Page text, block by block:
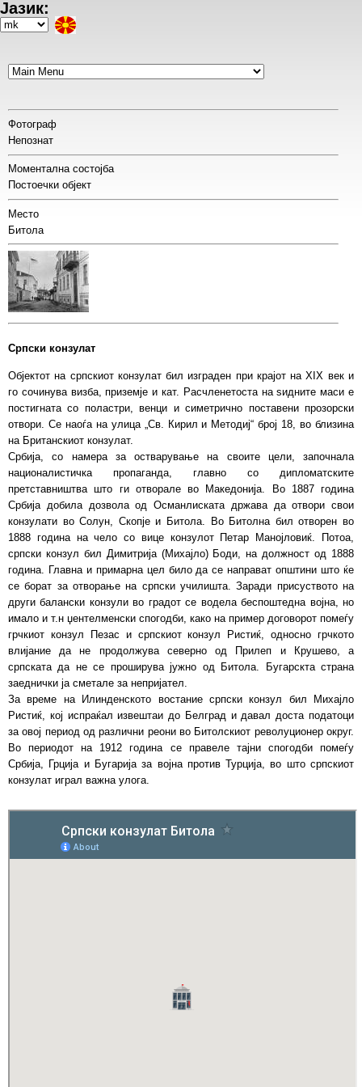
Skip
to
Јазик:
Select
Фотограф
Непознат
Моментална состојба
Постоечки објект
Место
Битола
Српски конзулат
Објектот на српскиот конзулат бил изграден при крајот на XIX век и
го сочинува визба, приземје и кат. Расчленетоста на ѕидните маси е
постигната со поластри, венци и симетрично поставени прозорски
отвори. Се наоѓа на улица „Св. Кирил и Методиј“ број 18, во близина
на Британскиот конзулат.
Србија, со намера за остварување на своите цели, започнала
националистичка пропаганда, главно со дипломатските
претставништва што ги отворале во Македонија. Во 1887 година
Србија добила дозвола од Османлиската држава да отвори свои
конзулати во Солун, Скопје и Битола. Во Битолна бил отворен во
1888 година на чело со вице конзулот Петар Манојловиќ. Потоа,
српски конзул бил Димитрија (Михајло) Боди, на должност од 1888
година. Главна и примарна цел било да се направат општини што ќе
се борат за отворање на српски училишта. Заради присуството на
други балански конзули во градот се водела беспоштедна војна, но
имало и т.н џентелменски спогодби, како на пример договорот помеѓу
грчкиот конзул Пезас и српскиот конзул Ристиќ, односно грчкото
влијание да не продолжува северно од Прилеп и Крушево, а
српската да не се проширува јужно од Битола. Бугарскта страна
заеднички ја сметале за непријател.
За време на Илинденското востание српски конзул бил Михајло
Ристиќ, кој испраќал извештаи до Белград и давал доста податоци
за овој период од различни реони во Битолскиот револуционер округ.
Во периодот на 1912 година се правеле тајни спогодби помеѓу
Србија, Грција и Бугарија за војна против Турција, во што српскиот
конзулат играл важна улога.